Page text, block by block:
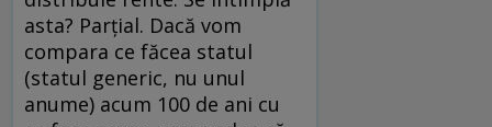
asta? Parţial. Dacă vom
compara ce făcea statul
(statul generic, nu unul
anume) acum 100 de ani cu